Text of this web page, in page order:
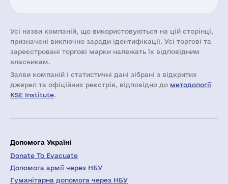
Усі назви компаній, що використовуються на цій сторінці,
призначені виключно заради ідентифікації. Усі торгові та
зареєстровані торгові марки належать їх відповідним
власникам.
Заяви компаній i статистичні дані зібрані з відкритих
джерел та офіційних реєстрів, відповідно до методології
KSE Institute.
Допомога Україні
Donate To Evacuate
Допомога армії через НБУ
Гуманітарна допомога через НБУ